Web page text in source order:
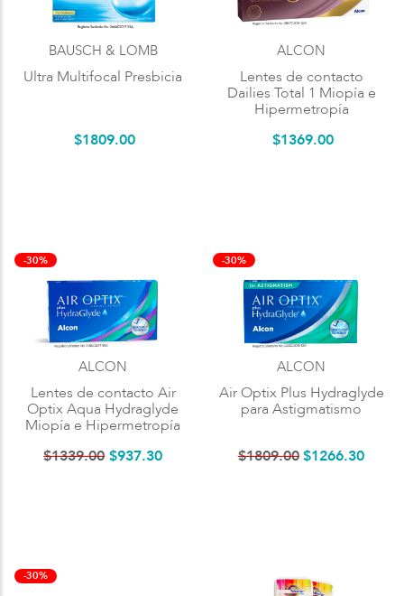
BAUSCH & LOMB
Ultra Multifocal Presbicia
$1809.00
ALCON
Lentes de contacto
Dailies Total 1 Miopía e
Hipermetropía
$1369.00
-30%
ALCON
Lentes de contacto Air
Optix Aqua Hydraglyde
Miopía e Hipermetropía
$1339.00 $937.30
-30%
ALCON
Air Optix Plus Hydraglyde
para Astigmatismo
$1809.00 $1266.30
-30%